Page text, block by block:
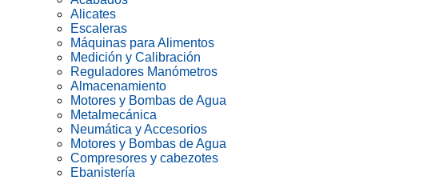
Alicates
Escaleras
Máquinas para Alimentos
Medición y Calibración
Reguladores Manómetros
Almacenamiento
Motores y Bombas de Agua
Metalmecánica
Neumática y Accesorios
Motores y Bombas de Agua
Compresores y cabezotes
Ebanistería